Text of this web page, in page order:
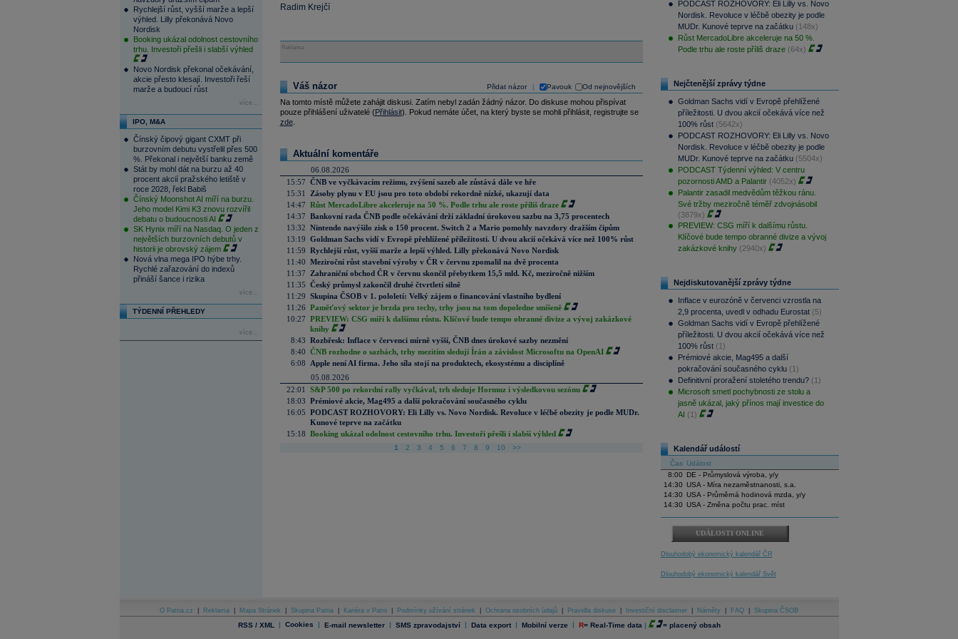
Rychlejší růst, vyšší marže a lepší
výhled. Lilly překonává Novo
Nordisk
Booking ukázal odolnost cestovního
trhu. Investoři přešli i slabší výhled
Novo Nordisk překonal očekávání,
akcie přesto klesají. Investoři řeší
marže a budoucí růst
více...
IPO, M&A
Čínský čipový gigant CXMT při
burzovním debutu vystřelil přes 500
%. Překonal i největší banku země
Stát by mohl dát na burzu až 40
procent akcií pražského letiště v
roce 2028, řekl Babiš
Čínský Moonshot AI míří na burzu.
Jeho model Kimi K3 znovu rozvířil
debatu o budoucnosti AI
SK Hynix míří na Nasdaq. O jeden z
největších burzovních debutů v
historii je obrovský zájem
Nová vlna mega IPO hýbe trhy.
Rychlé zařazování do indexů
přináší šance i rizika
více...
TÝDENNÍ PŘEHLEDY
více...
Radim Krejčí
Reklama
Přidat názor Pavouk Od nejnovějších
Váš názor
Na tomto místě můžete zahájit diskusi. Zatím nebyl zadán žádný názor. Do diskuse mohou přispívat
pouze přihlášení uživatelé (Přihlásit). Pokud nemáte účet, na který byste se mohli přihlásit, registrujte se
zde.
Aktuální komentáře
06.08.2026
15:57 ČNB ve vyčkávacím režimu, zvýšení sazeb ale zůstává dále ve hře
15:31
Zásoby plynu v EU jsou pro toto období rekordně nízké, ukazují data
14:47 Růst MercadoLibre akceleruje na 50 %. Podle trhu ale roste příliš draze
14:37 Bankovní rada ČNB podle očekávání drží základní úrokovou sazbu na 3,75 procentech
13:32 Nintendo navýšilo zisk o 150 procent. Switch 2 a Mario pomohly navzdory dražším čipům
13:19 Goldman Sachs vidí v Evropě přehlížené příležitosti. U dvou akcií očekává více než 100% růst
11:59 Rychlejší růst, vyšší marže a lepší výhled. Lilly překonává Novo Nordisk
11:40 Meziroční růst stavební výroby v ČR v červnu zpomalil na dvě procenta
11:37
Zahraniční obchod ČR v červnu skončil přebytkem 15,5 mld. Kč, meziročně nižším
11:35 Český průmysl zakončil druhé čtvrtletí silně
11:29 Skupina ČSOB v 1. pololetí: Velký zájem o financování vlastního bydlení
11:26 Paměťový sektor je brzda pro techy, trhy jsou na tom dopoledne smíšeně
10:27 PREVIEW: CSG míří k dalšímu růstu. Klíčové bude tempo obranné divize a vývoj zakázkové
knihy
8:43 Rozbřesk: Inflace v červenci mírně vyšší, ČNB dnes úrokové sazby nezmění
8:40 ČNB rozhodne o sazbách, trhy mezitím sledují Írán a závislost Microsoftu na OpenAI
6:08
Apple není AI firma. Jeho síla stojí na produktech, ekosystému a disciplíně
05.08.2026
22:01
S&P 500 po rekordní rally vyčkával, trh sleduje Hormuz i výsledkovou sezónu
18:03 Prémiové akcie, Mag495 a další pokračování současného cyklu
16:05 PODCAST ROZHOVORY: Eli Lilly vs. Novo Nordisk. Revoluce v léčbě obezity je podle MUDr.
Kunové teprve na začátku
15:18 Booking ukázal odolnost cestovního trhu. Investoři přešli i slabší výhled
1 2 3 4 5 6 7 8 9 10 >>
PODCAST ROZHOVORY: Eli Lilly vs. Novo
Nordisk. Revoluce v léčbě obezity je podle
MUDr. Kunové teprve na začátku (148x)
Růst MercadoLibre akceleruje na 50 %.
Podle trhu ale roste příliš draze (64x)
Nejčtenější zprávy týdne
Goldman Sachs vidí v Evropě přehlížené
příležitosti. U dvou akcií očekává více než
100% růst (5642x)
PODCAST ROZHOVORY: Eli Lilly vs. Novo
Nordisk. Revoluce v léčbě obezity je podle
MUDr. Kunové teprve na začátku (5504x)
PODCAST Týdenní výhled: V centru
pozornosti AMD a Palantir (4052x)
Palantir zasadil medvědům těžkou ránu.
Své tržby meziročně téměř zdvojnásobil
(3879x)
PREVIEW: CSG míří k dalšímu růstu.
Klíčové bude tempo obranné divize a vývoj
zakázkové knihy (2940x)
Nejdiskutovanější zprávy týdne
Inflace v eurozóně v červenci vzrostla na
2,9 procenta, uvedl v odhadu Eurostat (5)
Goldman Sachs vidí v Evropě přehlížené
příležitosti. U dvou akcií očekává více než
100% růst (1)
Prémiové akcie, Mag495 a další
pokračování současného cyklu (1)
Definitivní proražení stoletého trendu? (1)
Microsoft smetl pochybnosti ze stolu a
jasně ukázal, jaký přínos mají investice do
AI (1)
Kalendář událostí
Čas Událost
8:00
DE - Průmyslová výroba, y/y
14:30 USA - Míra nezaměstnanosti, s.a.
14:30 USA - Průměrná hodinová mzda, y/y
14:30 USA - Změna počtu prac. míst
UDÁLOSTI ONLINE
Dlouhodobý ekonomický kalendář ČR
Dlouhodobý ekonomický kalendář Svět
O Patria.cz Reklama Mapa Stránek Skupina Patria Kariéra v Patrii Podmínky užívání stránek Ochrana osobních údajů Pravidla diskuse Investiční disclaimer Náměty FAQ Skupina ČSOB
RSS / XML | Cookies | E-mail newsletter | SMS zpravodajství | Data export | Mobilní verze | R= Real-Time data | = placený obsah